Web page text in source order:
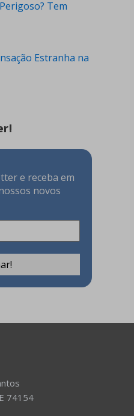
Tem
Estranha na
e receba em
novos
74154